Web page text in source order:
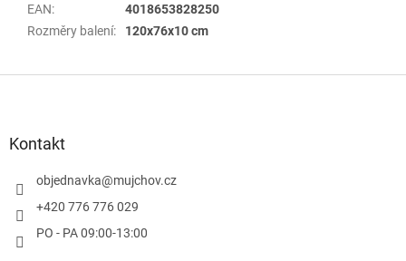
EAN:
4018653828250
Rozměry balení: 120x76x10 cm
Kontakt
objednavka@mujchov.cz
+420 776 776 029
PO - PA 09:00-13:00